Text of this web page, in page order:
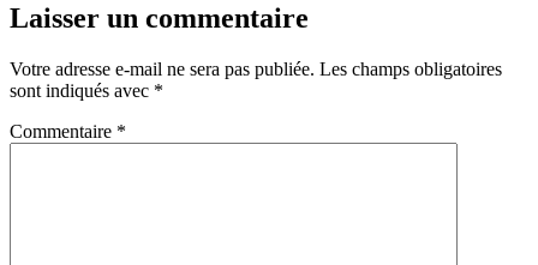
Laisser un commentaire
Votre adresse e-mail ne sera pas publiée. Les champs obligatoires
sont indiqués avec *
Commentaire *